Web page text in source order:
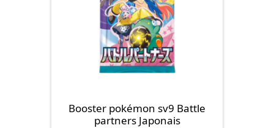
Booster pokémon sv9 Battle
partners Japonais